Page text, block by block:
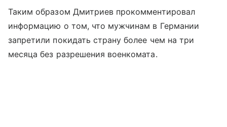
Таким образом Дмитриев прокомментировал
информацию о том, что мужчинам в Германии
запретили покидать страну более чем на три
месяца без разрешения военкомата.